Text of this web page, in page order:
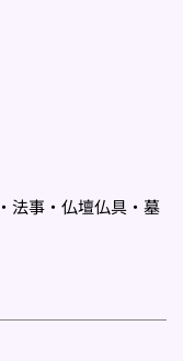
法事・仏壇仏具・墓